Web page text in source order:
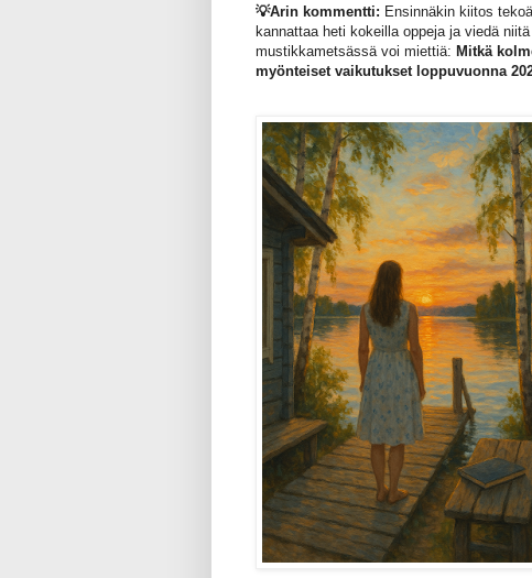
💡Arin kommentti: Ensinnäkin kiitos
kannattaa heti kokeilla oppeja ja viedä
mustikkametsässä voi miettiä: Mitkä
myönteiset vaikutukset loppuvuonna